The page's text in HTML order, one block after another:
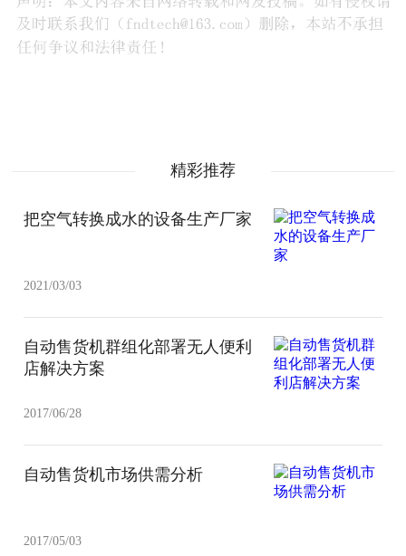
精彩推荐
把空气转换成水的设备生产厂家
2021/03/03
自动售货机群组化部署无人便利
店解决方案
2017/06/28
自动售货机市场供需分析
2017/05/03